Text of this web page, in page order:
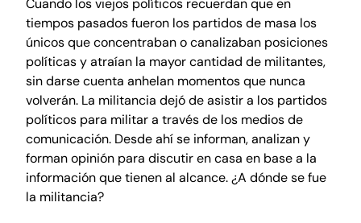
Cuando los viejos políticos recuerdan que en
tiempos pasados fueron los partidos de masa los
únicos que concentraban o canalizaban posiciones
políticas y atraían la mayor cantidad de militantes,
sin darse cuenta anhelan momentos que nunca
volverán. La militancia dejó de asistir a los partidos
políticos para militar a través de los medios de
comunicación. Desde ahí se informan, analizan y
forman opinión para discutir en casa en base a la
información que tienen al alcance. ¿A dónde se fue
la militancia?